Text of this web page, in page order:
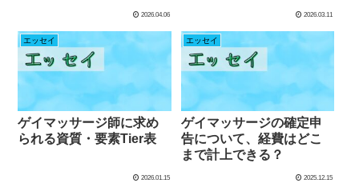
2026.04.06 2026.03.11
エッセイ
ゲイマッサージ師に求め
られる資質・要素Tier表
2026.01.15
エッセイ
ゲイマッサージの確定申
告について、経費はどこ
まで計上できる？
2025.12.15